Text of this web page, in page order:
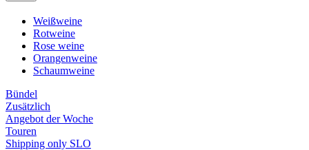
Weißweine
Rotweine
Rose weine
Orangenweine
Schaumweine
Bündel
Zusätzlich
Angebot der Woche
Touren
Shipping only SLO